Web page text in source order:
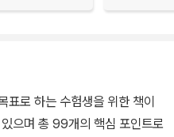
로 하는 수험생을 위한 책이
으며 총 99개의 핵심 포인트로